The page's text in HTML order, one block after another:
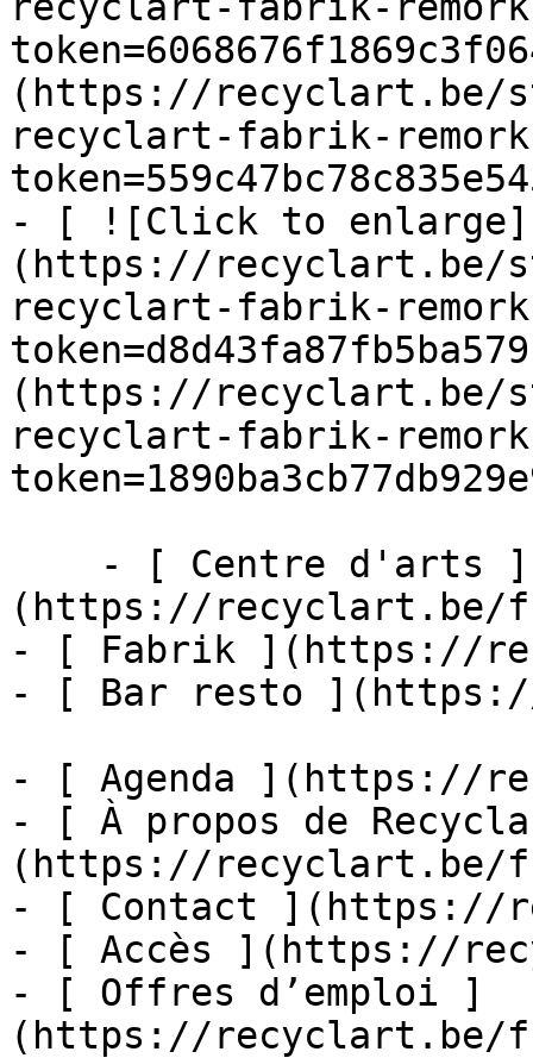
(https://recyclart.be/
recyclart-fabrik-
- [ ![Click to enlarge]
(https://recyclart.be/
recyclart-fabrik-
(https://recyclart.be/
recyclart-fabrik-
(https://recyclart.be/
- [ Fabrik ](https://
- [ Bar resto
- [ Agenda ](https://
- [ À propos de
(https://recyclart.be/
- [ Contact ](https://
- [ Accès ](https://
- [ Offres d’emploi ]
(https://recyclart.be/